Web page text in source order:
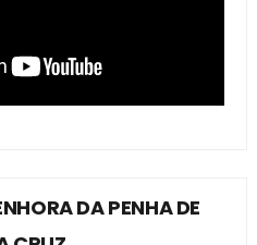
DA PENHA DE